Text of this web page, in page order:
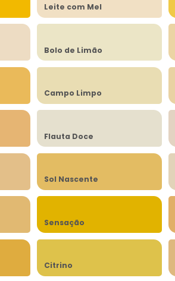
Leite com Mel
Bolo de Limão
Campo Limpo
Flauta Doce
Sol Nascente
Sensação
Citrino